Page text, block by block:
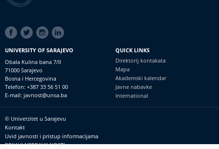
SOCIAL
LINKS
UNIVERSITY OF SARAJEVO
Obala Kulina bana 7/II
71000 Sarajevo
Bosna i Hercegovina
Telefon: +387 33 56 51 00
E-mail: javnost@unsa.ba
QUICK LINKS
Direktorij kontakata
Mapa
Akademski kalendar
Javne nabavke
International
Footer
meni
© Univerzitet u Sarajevu
Kontakt
Uvid javnosti i pristup informacijama
PRIJAVI NEPRAVILNOSTI